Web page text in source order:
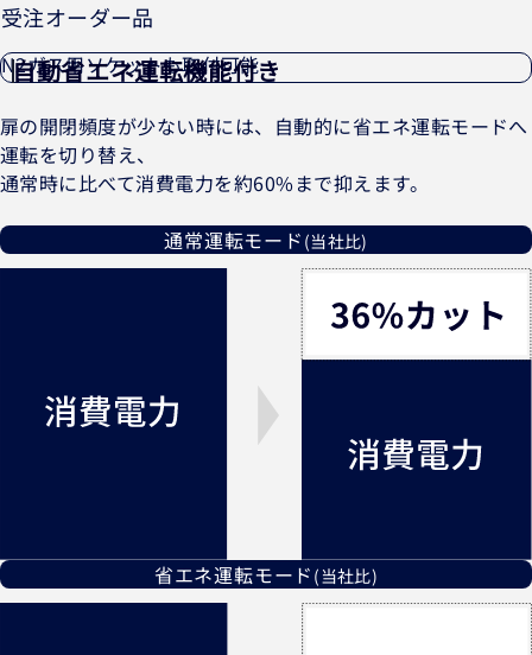
受注オーダー品
N2ガス用ソケットも取付可能
自動省エネ運転機能付き
扉の開閉頻度が少ない時には、自動的に省エネ運転モードへ
運転を切り替え、
通常時に比べて消費電力を約60%まで抑えます。
通常運転モード (当社比)
省エネ運転モード (当社比)